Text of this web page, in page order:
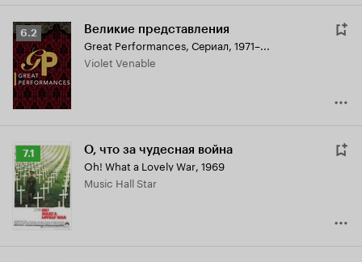
Рейтинг
Кинопоиска
6.2
6.2 Великие представления
Great Performances, Сериал, 1971–...
Violet Venable
Рейтинг
Кинопоиска
7.1
7.1 О, что за чудесная война
Oh! What a Lovely War, 1969
Music Hall Star